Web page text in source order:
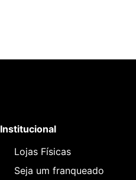
Institucional
Lojas Físicas
Seja um franqueado